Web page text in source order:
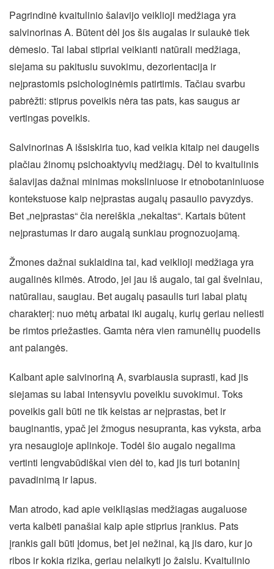
Pagrindinė kvaitulinio šalavijo veiklioji medžiaga yra
salvinorinas A. Būtent dėl jos šis augalas ir sulaukė tiek
dėmesio. Tai labai stipriai veikianti natūrali medžiaga,
siejama su pakitusiu suvokimu, dezorientacija ir
neįprastomis psichologinėmis patirtimis. Tačiau svarbu
pabrėžti: stiprus poveikis nėra tas pats, kas saugus ar
vertingas poveikis.
Salvinorinas A išsiskiria tuo, kad veikia kitaip nei daugelis
plačiau žinomų psichoaktyvių medžiagų. Dėl to kvaitulinis
šalavijas dažnai minimas moksliniuose ir etnobotaniniuose
kontekstuose kaip neįprastas augalų pasaulio pavyzdys.
Bet „neįprastas“ čia nereiškia „nekaltas“. Kartais būtent
neįprastumas ir daro augalą sunkiau prognozuojamą.
Žmones dažnai suklaidina tai, kad veiklioji medžiaga yra
augalinės kilmės. Atrodo, jei jau iš augalo, tai gal švelniau,
natūraliau, saugiau. Bet augalų pasaulis turi labai platų
charakterį: nuo mėtų arbatai iki augalų, kurių geriau neliesti
be rimtos priežasties. Gamta nėra vien ramunėlių puodelis
ant palangės.
Kalbant apie salvinoriną A, svarbiausia suprasti, kad jis
siejamas su labai intensyviu poveikiu suvokimui. Toks
poveikis gali būti ne tik keistas ar neįprastas, bet ir
bauginantis, ypač jei žmogus nesupranta, kas vyksta, arba
yra nesaugioje aplinkoje. Todėl šio augalo negalima
vertinti lengvabūdiškai vien dėl to, kad jis turi botaninį
pavadinimą ir lapus.
Man atrodo, kad apie veikliąsias medžiagas augaluose
verta kalbėti panašiai kaip apie stiprius įrankius. Pats
įrankis gali būti įdomus, bet jei nežinai, ką jis daro, kur jo
ribos ir kokia rizika, geriau nelaikyti jo žaislu. Kvaitulinio